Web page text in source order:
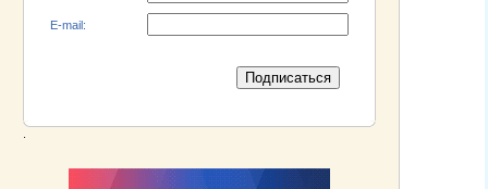
E-mail: